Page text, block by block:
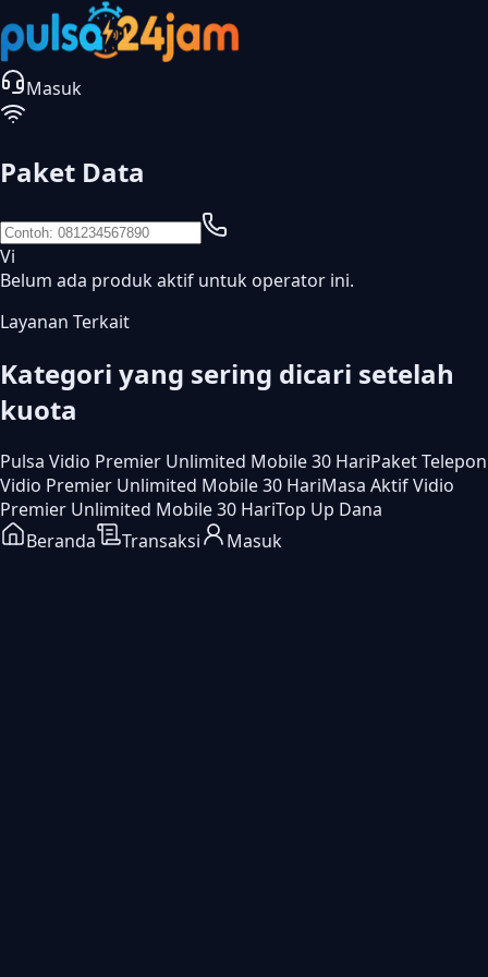
Masuk
Paket Data
Vi
Belum ada produk aktif untuk operator ini.
Layanan Terkait
Kategori yang sering dicari setelah
kuota
Pulsa Vidio Premier Unlimited Mobile 30 HariPaket Telepon
Vidio Premier Unlimited Mobile 30 HariMasa Aktif Vidio
Premier Unlimited Mobile 30 HariTop Up Dana
Beranda
Transaksi Masuk